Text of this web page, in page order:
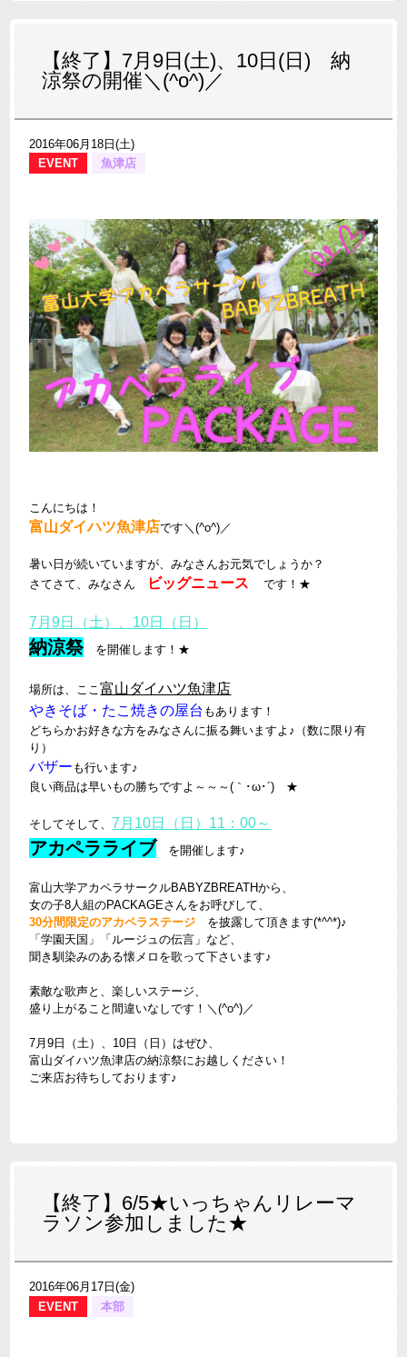
【終了】7月9日(土)、10日(日) 納
涼祭の開催＼(^o^)／
2016年06月18日(土)
EVENT
魚津店
こんにちは！
富山ダイハツ魚津店です＼(^o^)／
暑い日が続いていますが、みなさんお元気でしょうか？
さてさて、みなさん
ビッグニュースです！★
7月9日（土）、10日（日）
納涼祭を開催します！★
場所は、ここ富山ダイハツ魚津店
やきそば・たこ焼きの屋台 もあります！
どちらかお好きな方をみなさんに振る舞いますよ♪（数に限り有
り）
バザー も行います♪
良い商品は早いもの勝ちですよ～～～(｀･ω･´)ゞ★
そしてそして、 7月10日（日）11：00～
アカペラライブ を開催します♪
富山大学アカペラサークルBABYZBREATHから、
女の子8人組のPACKAGEさんをお呼びして、
30分間限定のアカペラステージ を披露して頂きます(*^^*)♪
「学園天国」「ルージュの伝言」など、
聞き馴染みのある懐メロを歌って下さいます♪
素敵な歌声と、楽しいステージ、
盛り上がること間違いなしです！＼(^o^)／
7月9日（土）、10日（日）はぜひ、
富山ダイハツ魚津店の納涼祭にお越しください！
ご来店お待ちしております♪
【終了】6/5★いっちゃんリレーマ
ラソン参加しました★
2016年06月17日(金)
EVENT
本部